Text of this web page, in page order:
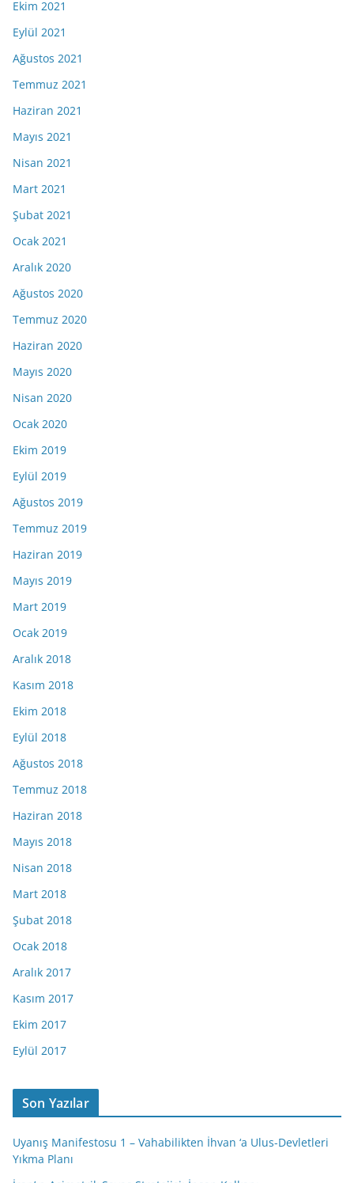
Ekim 2021
Eylül 2021
Ağustos 2021
Temmuz 2021
Haziran 2021
Mayıs 2021
Nisan 2021
Mart 2021
Şubat 2021
Ocak 2021
Aralık 2020
Ağustos 2020
Temmuz 2020
Haziran 2020
Mayıs 2020
Nisan 2020
Ocak 2020
Ekim 2019
Eylül 2019
Ağustos 2019
Temmuz 2019
Haziran 2019
Mayıs 2019
Mart 2019
Ocak 2019
Aralık 2018
Kasım 2018
Ekim 2018
Eylül 2018
Ağustos 2018
Temmuz 2018
Haziran 2018
Mayıs 2018
Nisan 2018
Mart 2018
Şubat 2018
Ocak 2018
Aralık 2017
Kasım 2017
Ekim 2017
Eylül 2017
Son Yazılar
Uyanış Manifestosu 1 – Vahabilikten İhvan ‘a Ulus-Devletleri
Yıkma Planı